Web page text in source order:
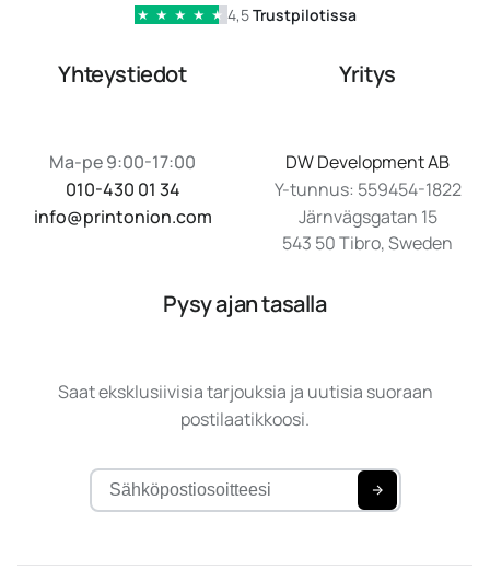
★ ★ ★ ★ ★ 4,5Trustpilotissa
Yhteystiedot
Ma-pe 9:00-17:00
010-430 01 34
info@printonion.com
Yritys
DW Development AB
Y-tunnus: 559454-1822
Järnvägsgatan 15
543 50 Tibro, Sweden
Pysy ajan tasalla
Saat eksklusiivisia tarjouksia ja uutisia suoraan
postilaatikkoosi.